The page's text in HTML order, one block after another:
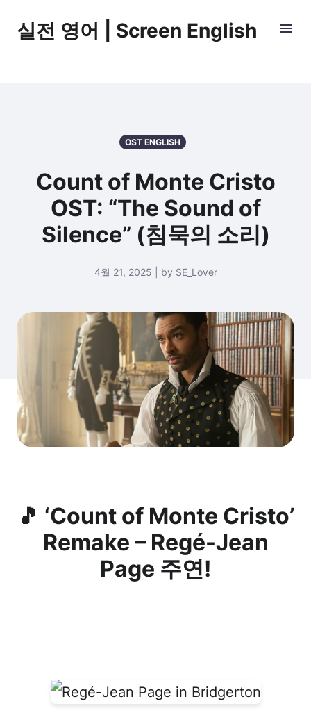
실전 영어 | Screen English
OST ENGLISH
Count of Monte Cristo
OST: “The Sound of
Silence” (침묵의 소리)
4월 21, 2025 | by SE_Lover
🎵 ‘Count of Monte Cristo’
Remake – Regé-Jean
Page 주연!